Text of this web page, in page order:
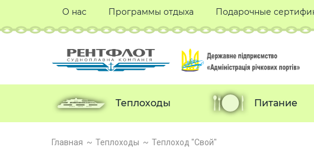
Главная Теплоходы Теплоход "Свой"
О нас Программы отдыха Подарочные
Теплоходы Питание